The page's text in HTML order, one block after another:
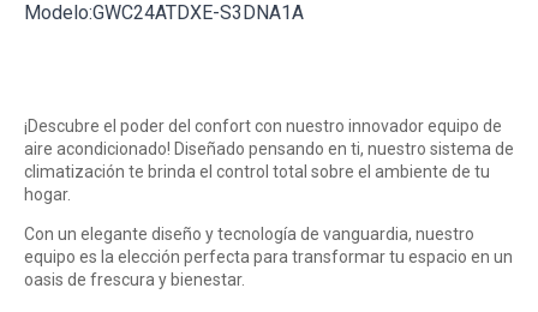
Modelo:GWC24ATDXE-S3DNA1A
¡Descubre el poder del confort con nuestro innovador equipo de
aire acondicionado! Diseñado pensando en ti, nuestro sistema de
climatización te brinda el control total sobre el ambiente de tu
hogar.
Con un elegante diseño y tecnología de vanguardia, nuestro
equipo es la elección perfecta para transformar tu espacio en un
oasis de frescura y bienestar.